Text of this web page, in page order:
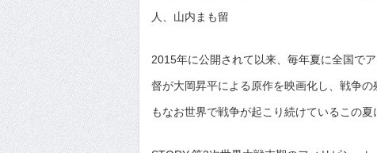
人、山内まも留
2015年に公開されて以来、毎年夏に全国で
督が大岡昇平による原作を映画化し、戦争
もなお世界で戦争が起こり続けているこの